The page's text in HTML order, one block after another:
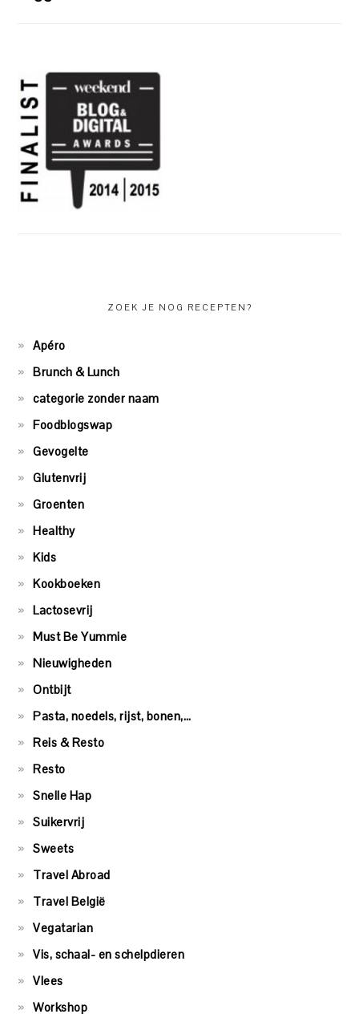
ZOEK JE NOG RECEPTEN?
Apéro
Brunch & Lunch
categorie zonder naam
Foodblogswap
Gevogelte
Glutenvrij
Groenten
Healthy
Kids
Kookboeken
Lactosevrij
Must Be Yummie
Nieuwigheden
Ontbijt
Pasta, noedels, rijst, bonen,…
Reis & Resto
Resto
Snelle Hap
Suikervrij
Sweets
Travel Abroad
Travel België
Vegatarian
Vis, schaal- en schelpdieren
Vlees
Workshop